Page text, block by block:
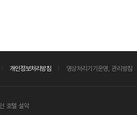
개인정보처리방침 영상처리기기운영, 관리방침
호텔 설악